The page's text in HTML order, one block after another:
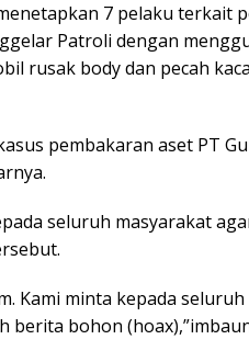
7 pelaku terkait
Patroli dengan
rusak body dan pecah
pembakaran aset PT
seluruh masyarakat
Kami minta kepada
berita bohon